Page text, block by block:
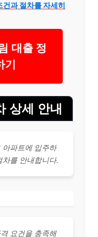
과 절차를 자세히
대출 정
기
상세 안내
아파트에 입주하
를 안내합니다.
요건을 충족해